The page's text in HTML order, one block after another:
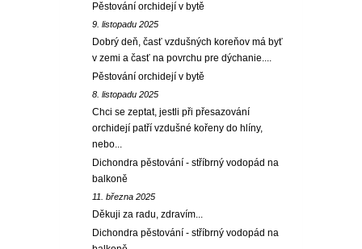
Pěstování orchidejí v bytě
9. listopadu 2025
Dobrý deň, časť vzdušných koreňov má byť
v zemi a časť na povrchu pre dýchanie....
Pěstování orchidejí v bytě
8. listopadu 2025
Chci se zeptat, jestli při přesazování
orchidejí patří vzdušné kořeny do hlíny,
nebo...
Dichondra pěstování - stříbrný vodopád na
balkoně
11. března 2025
Děkuji za radu, zdravím...
Dichondra pěstování - stříbrný vodopád na